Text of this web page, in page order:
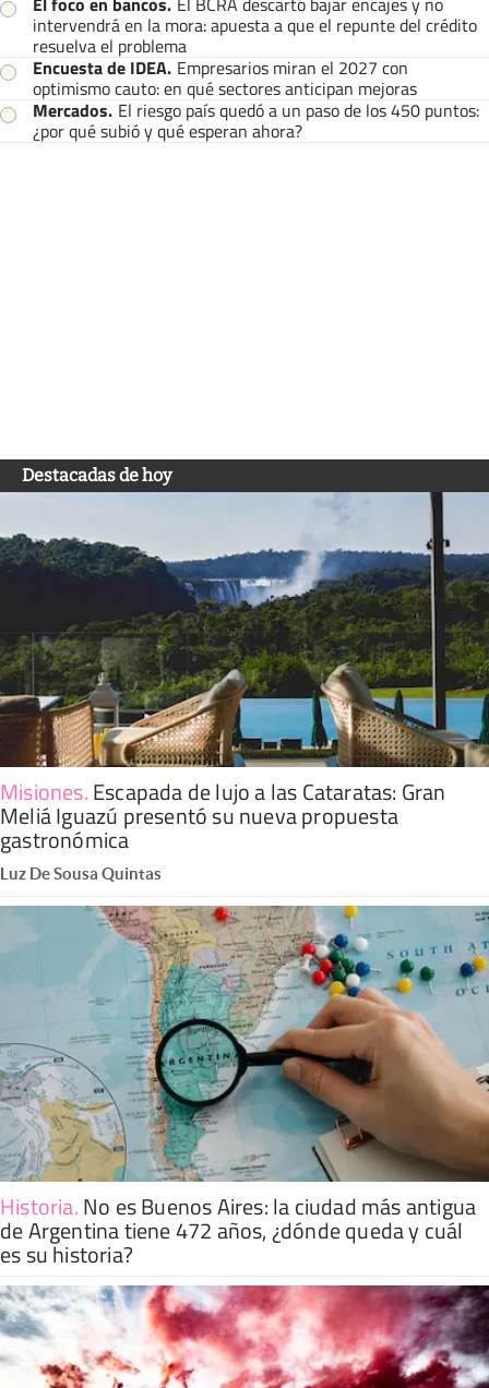
intervendrá en la mora: apuesta a que el repunte del crédito
resuelva el problema
Encuesta de IDEA. Empresarios miran el 2027 con
optimismo cauto: en qué sectores anticipan mejoras
Mercados. El riesgo país quedó a un paso de los 450 puntos:
¿por qué subió y qué esperan ahora?
Destacadas de hoy
Misiones.Escapada de lujo a las Cataratas: Gran
Meliá Iguazú presentó su nueva propuesta
gastronómica
Luz De Sousa Quintas
Historia.No es Buenos Aires: la ciudad más antigua
de Argentina tiene 472 años, ¿dónde queda y cuál
es su historia?